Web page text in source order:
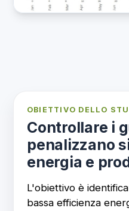
OBIETTIVO DELLO
Controllare i
penalizzano
energia e
L'obiettivo è
bassa efficienza